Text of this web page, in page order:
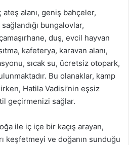
ateş alanı, geniş bahçeler,
bungalovlar,
duş, evcil hayvan
kafeterya, karavan alanı,
sıcak su, ücretsiz otopark,
Bu olanaklar, kamp
Hatila Vadisi’nin eşsiz
geçirmenizi sağlar.
ile iç içe bir kaçış arayan,
keşfetmeyi ve doğanın sunduğu